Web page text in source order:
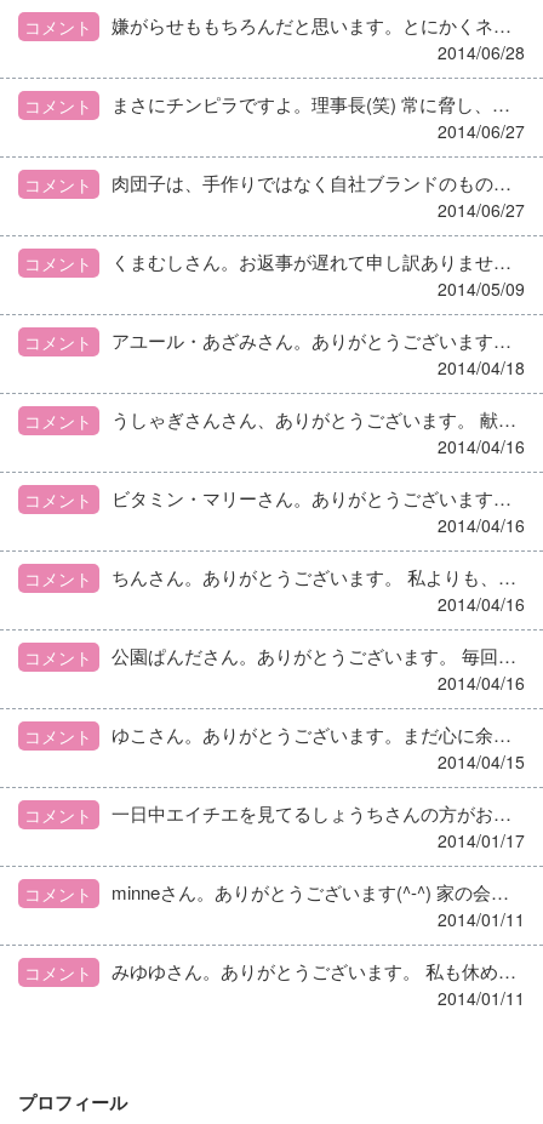
コメント 嫌がらせももちろんだと思います。とにかくネチネチネチネチ(笑) いるかとライオンさんの施設の利用者さんも、、すごいですねぇ( ´△｀)
2014/06/28
コメント まさにチンピラですよ。理事長(笑) 常に脅し、ストーカーなどどこまで本当か分かりませんが、どれも本当にやったと思える人です……。
2014/06/27
コメント 肉団子は、手作りではなく自社ブランドのものでした。利用者さんからも他の職員さんからも、固いとの意見はきいていません。利用者よりも歯の弱い人だったのでしょうかね(笑)50代くらいの職員さんです。 決めつける事なく、客観的な目を養いたいです(>_<)
2014/06/27
コメント くまむしさん。お返事が遅れて申し訳ありません(>_<) 1ヶ月が過ぎ、なんとか少しずつですがこの状況に慣れつつあります。 ご指摘の通り、上司と馴れ合い？になっていたこと、今までの施設さんがとても良かったこと(笑)を改めて気付かせてもらえました。 悲劇のヒロイン気取りでいたことが恥ずかしい(-_-;) なんでもハイハイ言ってしまって、後悔するのは自分ですからね。ちゃんと考えて行動していくように気を付けます。 アドバイスありがとうございました。
2014/05/09
コメント アユール・あざみさん。ありがとうございます。 本当に今までの施設の職員さんは、みなさんとてもいい人達でした。今の施設の介護士さんはいい人たちです。 今回の事で私は理事長に怒鳴られたことよりも、今の勤務体制などの改善を訴えて理解してくれなかった委託の上司に絶望しました。 会社に助けを求めても、いつも無視、もっと頑張れの日常に疲れました。 また、再来月からまた新規施設に異動になることも、現在の異動先に移る際に聞かされていました。 都合のいいヤツとしか思われていないんだろうなーと思っています。
2014/04/18
コメント うしゃぎさんさん、ありがとうございます。 献立はあらかじめ変更します。と言っても、彼女がメニュー表を作ってるのでぶちギレられるそうです(T_T) 私もここまで大事になるとは思いませんでした………
2014/04/16
コメント ビタミン・マリーさん。ありがとうございます。 見下す、というかヤ○ザに近い脅しですね(´д｀|||)バカヤローだのコノヤローだの、嘘つきだとも言われました。 会社の上司とも仲は良かったので、つい言ってしまった感じです。そのお陰で、結局は社蓄としか思われてないと分かりましたね………
2014/04/16
コメント ちんさん。ありがとうございます。 私よりも、ちんさんの方がいっぱい、いっぱい頑張っていますね…… パートさんたちはむしろいい人なので異動も、本当はしたくなかった。 委託の上司は、依とも簡単に『掛け持ち』と言えるほど、現場経験が少ない人なので分かってはもらえないと思っています。 現場から昇進した人達は辞めてしまったので…… ちんさんなら、もっといい職場で勤められると思いますよ(^-^)
2014/04/16
コメント 公園ぱんださん。ありがとうございます。 毎回人手不足なのに、さらに新規の施設を取り、応援にとられる。と、さらに人手不足になる。という自転車操業に陥ってます。 栄養士の求人も給料も少ない田舎なので、辞めるのも勇気がいります(>_<) 自分に素直になりたいと思います。(T_T)
2014/04/16
コメント ゆこさん。ありがとうございます。まだ心に余裕がないので、ちょっとトゲのあるお礼←になるかもしれない事をお詫びします。 両施設、施設に栄養士はいません。調理員さんに確認してもらうこと気づきませんでした。献立は栄養士がやるものと思い込んでいました。 ただ、２施設とも献立、発注、月報、食数 、現場(主にB施設)を掛け持ちしているので、発注に間に合わなくなったり、あれ、○○って在庫あったのどっちの冷蔵庫だっけ？ってなったりしてます。 残業も公出もしないで完璧に×２をこなす方法もあればアドバイス戴きたいです。
2014/04/15
コメント 一日中エイチエを見てるしょうちさんの方がお暇なのでは？
2014/01/17
コメント minneさん。ありがとうございます(^-^) 家の会社で最近、この人は辞めないだろう、と思っていた同世代の人達が辞めてしまってショックで、私がこの会社にいる理由を失ってしまった(なんてカッコイイw)気がして(。>д<) 人財とか言ってるわりに、どうせ私たちは使い捨ての駒なのね…… とか言うナルシスです(笑) 私の話は勉強になりません!!!
2014/01/11
コメント みゆゆさん。ありがとうございます。 私も休めなかった時は何度も監督所に行ってやろうかと思いました(笑) でも業務課の方たちの方が大変だよな……って、頭では分かっててもつい、なんで自分だけ……と、悲劇のヒロイン思考に陥ります(笑) 提出する書類多くて嫌ですね～(^_^;)
2014/01/11
プロフィール